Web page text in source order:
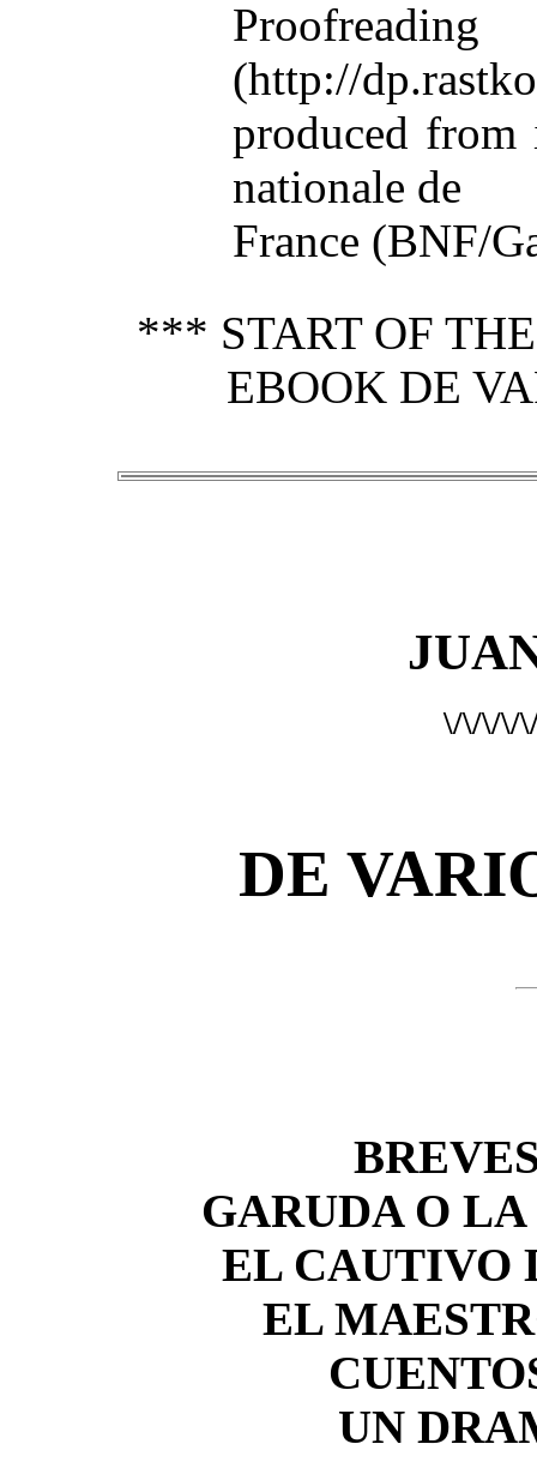
(http://
produced from
nationale de
France (BNF/
*** START OF
EBOOK DE
\/\/\/\/
DE
GARUDA O
EL CAUTIVO
EL
UN